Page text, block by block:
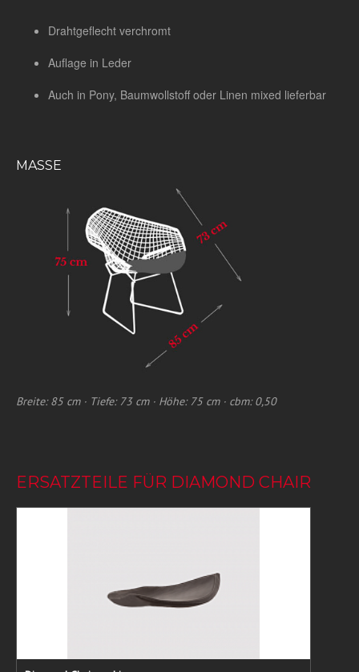
Drahtgeflecht verchromt
Auflage in Leder
Auch in Pony, Baumwollstoff oder Linen mixed lieferbar
MASSE
Breite: 85 cm · Tiefe: 73 cm · Höhe: 75 cm · cbm: 0,50
ERSATZTEILE FÜR DIAMOND CHAIR